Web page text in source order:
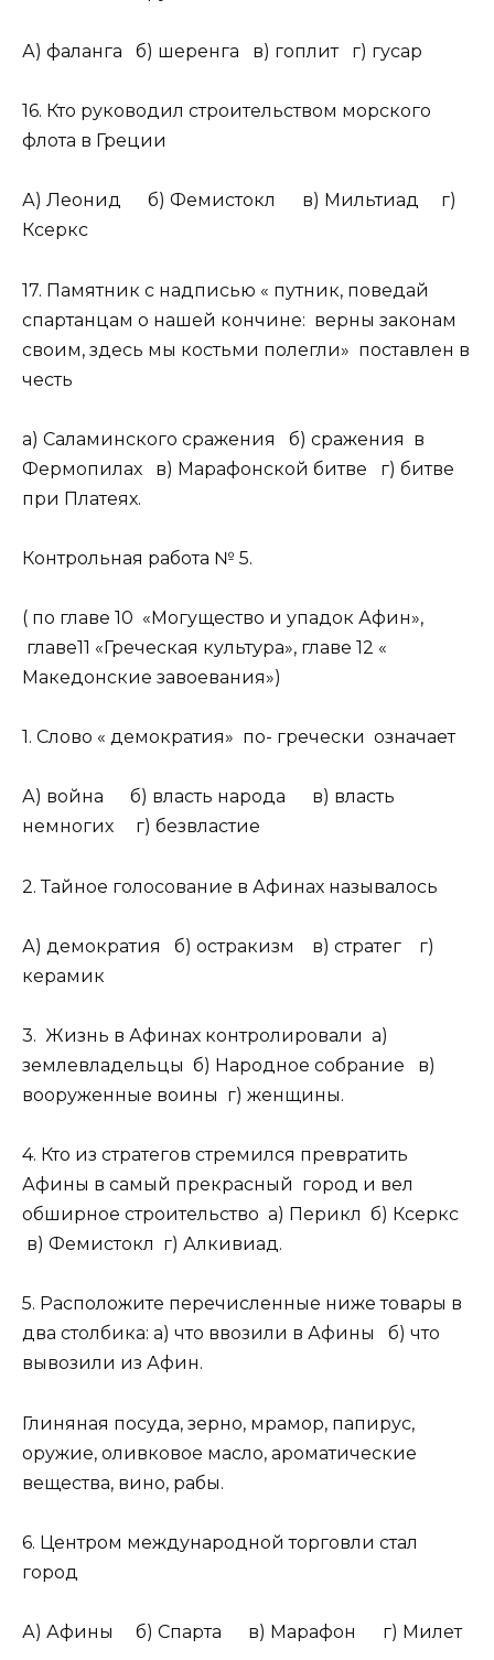
А) фаланга б) шеренга в) гоплит г) гусар
16. Кто руководил строительством морского
флота в Греции
А) Леонид б) Фемистокл в) Мильтиад г)
Ксеркс
17. Памятник с надписью « путник, поведай
спартанцам о нашей кончине: верны законам
своим, здесь мы костьми полегли» поставлен в
честь
а) Саламинского сражения б) сражения в
Фермопилах в) Марафонской битве г) битве
при Платеях.
Контрольная работа № 5.
( по главе 10 «Могущество и упадок Афин»,
главе11 «Греческая культура», главе 12 «
Македонские завоевания»)
1. Слово « демократия» по- гречески означает
А) война б) власть народа в) власть
немногих г) безвластие
2. Тайное голосование в Афинах называлось
А) демократия б) остракизм в) стратег г)
керамик
3. Жизнь в Афинах контролировали а)
землевладельцы б) Народное собрание в)
вооруженные воины г) женщины.
4. Кто из стратегов стремился превратить
Афины в самый прекрасный город и вел
обширное строительство а) Перикл б) Ксеркс
в) Фемистокл г) Алкивиад.
5. Расположите перечисленные ниже товары в
два столбика: а) что ввозили в Афины б) что
вывозили из Афин.
Глиняная посуда, зерно, мрамор, папирус,
оружие, оливковое масло, ароматические
вещества, вино, рабы.
6. Центром международной торговли стал
город
А) Афины б) Спарта в) Марафон г) Милет